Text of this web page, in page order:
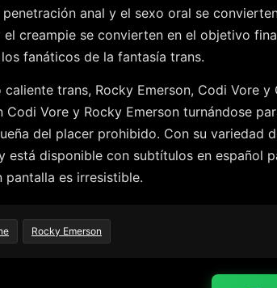
anal y el sexo oral se
creampie se convierten en el objetivo
fanáticos de la fantasía trans.
trans, Rocky Emerson, Codi Vore
Vore y Rocky Emerson turnándose
del placer prohibido. Con su
está disponible con subtítulos en español
pantalla es irresistible.
Rocky Emerson